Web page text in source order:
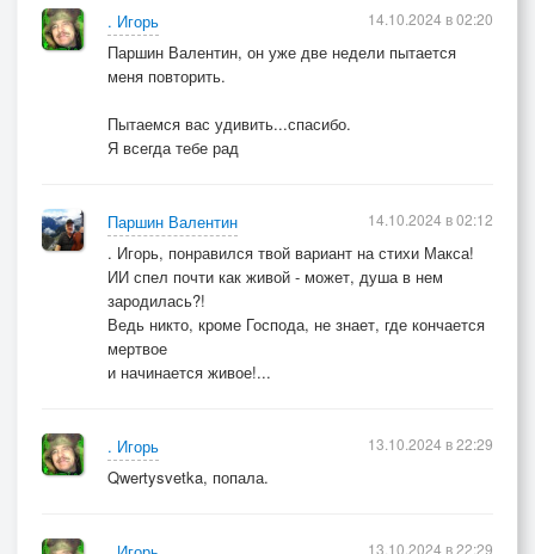
. Игорь
Паршин Валентин, он уже две недели пытается
меня повторить.
Пытаемся вас удивить...спасибо.
Я всегда тебе рад
14.10.2024 в 02:20
Паршин Валентин
. Игорь, понравился твой вариант на стихи Макса!
ИИ спел почти как живой - может, душа в нем
зародилась?!
Ведь никто, кроме Господа, не знает, где кончается
мертвое
и начинается живое!...
14.10.2024 в 02:12
. Игорь
Qwertysvetka, попала.
13.10.2024 в 22:29
13.10.2024 в 22:29